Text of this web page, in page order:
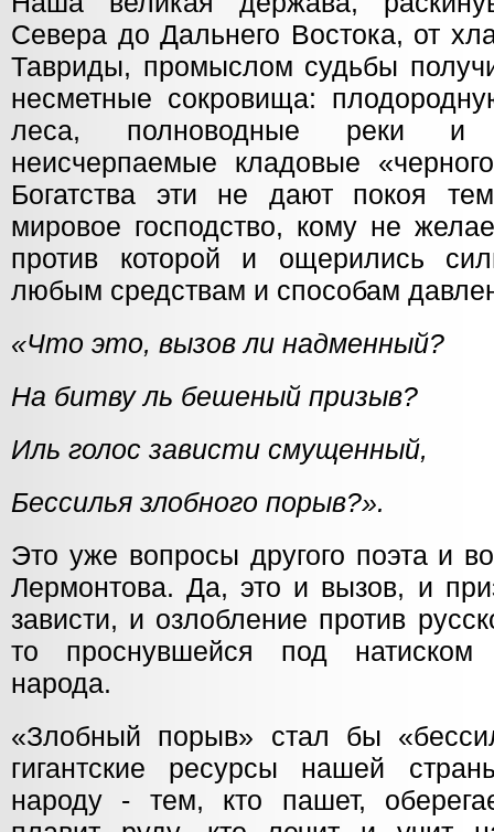
Севера до Дальнего Востока, от
Тавриды, промыслом судьбы
несметные сокровища:
леса, полноводные реки и
неисчерпаемые кладовые
Богатства эти не дают покоя
мировое господство, кому не
против которой и ощерились
любым средствам и способам
«Что это, вызов ли надменный?
На битву ль бешеный призыв?
Иль голос зависти смущенный,
Бессилья злобного порыв?».
Это уже вопросы другого поэта и
Лермонтова. Да, это и вызов, и
зависти, и озлобление против
то проснувшейся под натиском
народа.
«Злобный порыв» стал бы
гигантские ресурсы нашей
народу - тем, кто пашет,